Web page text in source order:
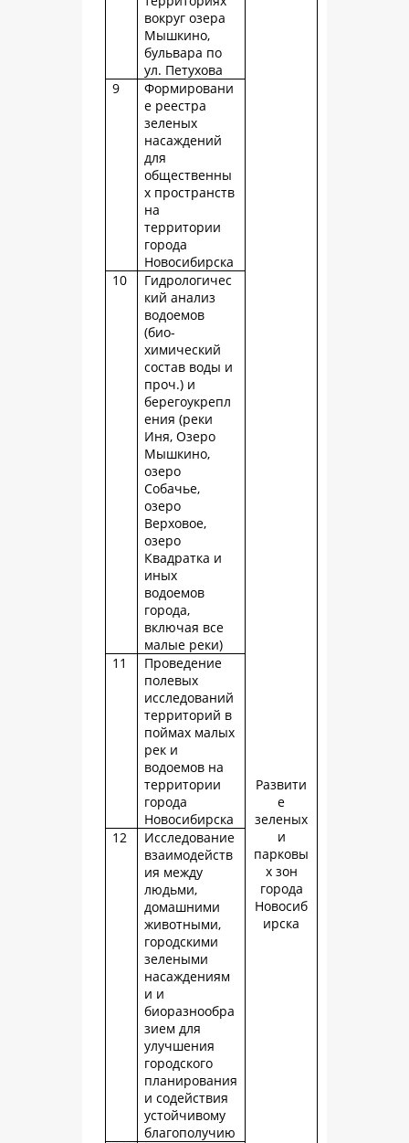
вокруг озера
Мышкино,
бульвара по
ул. Петухова
Развити
е
зеленых
и
парковы
х зон
города
Новосиб
ирска
9
Формировани
е реестра
зеленых
насаждений
для
общественны
х пространств
на
территории
города
Новосибирска
10
Гидрологичес
кий анализ
водоемов
(био-
химический
состав воды и
проч.) и
берегоукрепл
ения (реки
Иня, Озеро
Мышкино,
озеро
Собачье,
озеро
Верховое,
озеро
Квадратка и
иных
водоемов
города,
включая все
малые реки)
11
Проведение
полевых
исследований
территорий в
поймах малых
рек и
водоемов на
территории
города
Новосибирска
12
Исследование
взаимодейств
ия между
людьми,
домашними
животными,
городскими
зелеными
насаждениям
и и
биоразнообра
зием для
улучшения
городского
планирования
и содействия
устойчивому
благополучию